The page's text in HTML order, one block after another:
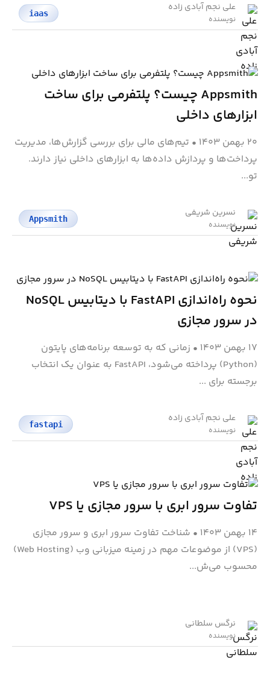
علی نجم آبادی زاده
نویسنده
iaas
Appsmith چیست؟ پلتفرمی برای ساخت
ابزارهای داخلی
۲۰ بهمن ۱۴۰۳ • تیم‌های مالی برای بررسی گزارش‌ها، مدیریت
پرداخت‌ها و پردازش داده‌ها به ابزارهای داخلی نیاز دارند.
تو...
نسرین شریفی
نویسنده
Appsmith
نحوه راه‌اندازی FastAPI با دیتابیس NoSQL
در سرور مجازی
۱۷ بهمن ۱۴۰۳ • زمانی که به توسعه برنامه‌های پایتون
(Python) پرداخته می‌شود، FastAPI به عنوان یک انتخاب
برجسته برای ...
علی نجم آبادی زاده
نویسنده
fastapi
تفاوت سرور ابری با سرور مجازی یا VPS
۱۴ بهمن ۱۴۰۳ • شناخت تفاوت سرور ابری و سرور مجازی
(VPS) از موضوعات مهم در زمینه میزبانی وب (Web Hosting)
محسوب می‌ش...
نرگس سلطانی
نویسنده